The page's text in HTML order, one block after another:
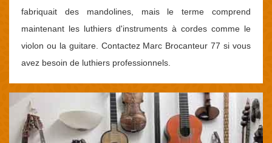
fabriquait des mandolines, mais le terme comprend
maintenant les luthiers d'instruments à cordes comme le
violon ou la guitare. Contactez Marc Brocanteur 77 si vous
avez besoin de luthiers professionnels.